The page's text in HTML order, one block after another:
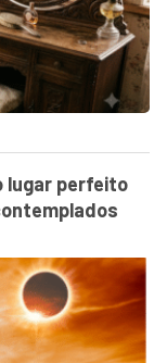
lugar perfeito